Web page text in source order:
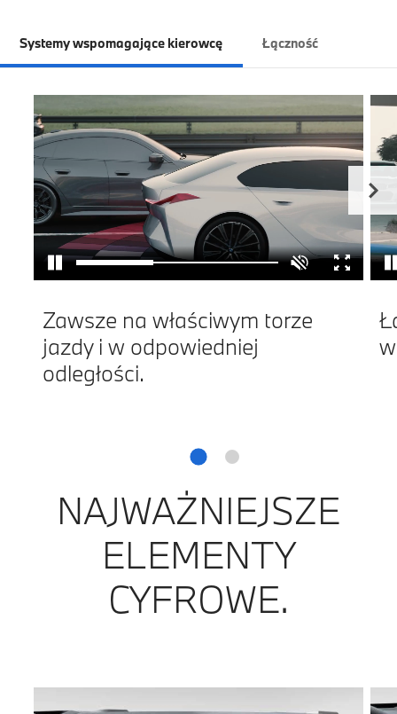
Systemy wspomagające kierowcę Łączność
Zawsze na właściwym torze
jazdy i w odpowiedniej
odległości.
NAJWAŻNIEJSZE
ELEMENTY
CYFROWE.